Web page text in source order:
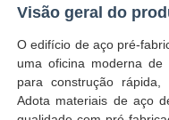
Visão geral do
O edifício de aço pré-
uma oficina moderna de
para construção rápida,
Adota materiais de aço